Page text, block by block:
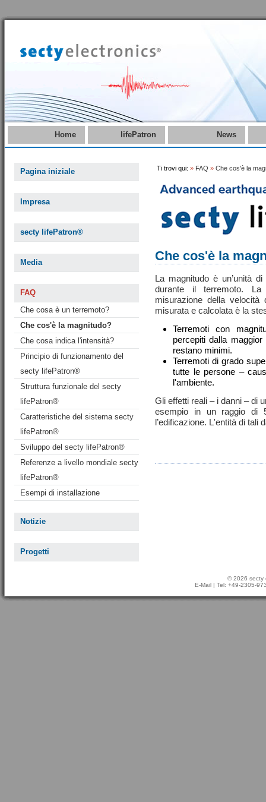
Home lifePatron News
Pagina iniziale
Impresa
secty lifePatron®
Media
FAQ
Che cosa è un terremoto?
Che cos'è la magnitudo?
Che cosa indica l'intensità?
Principio di funzionamento del
secty lifePatron®
Struttura funzionale del secty
lifePatron®
Caratteristiche del sistema secty
lifePatron®
Sviluppo del secty lifePatron®
Referenze a livello mondiale secty
lifePatron®
Esempi di installazione
Notizie
Progetti
Ti trovi qui: » FAQ » Che cos'è la
Che cos'è la
La magnitudo è un’unità
durante il terremoto.
misurazione della velocità
misurata e calcolata è la
Terremoti con
percepiti dalla
restano minimi.
Terremoti di grado
tutte le persone –
l'ambiente.
Gli effetti reali – i danni – di
esempio in un raggio di
l’edificazione. L'entità di tali
© 2026 secty
E-Mail | Tel: +49-2305-